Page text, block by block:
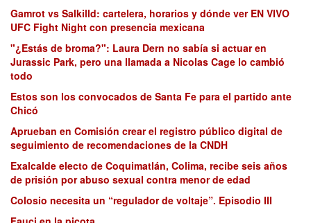
Gamrot vs Salkilld: cartelera, horarios y dónde ver EN VIVO
UFC Fight Night con presencia mexicana
"¿Estás de broma?": Laura Dern no sabía si actuar en
Jurassic Park, pero una llamada a Nicolas Cage lo cambió
todo
Estos son los convocados de Santa Fe para el partido ante
Chicó
Aprueban en Comisión crear el registro público digital de
seguimiento de recomendaciones de la CNDH
Exalcalde electo de Coquimatlán, Colima, recibe seis años
de prisión por abuso sexual contra menor de edad
Colosio necesita un “regulador de voltaje”. Episodio III